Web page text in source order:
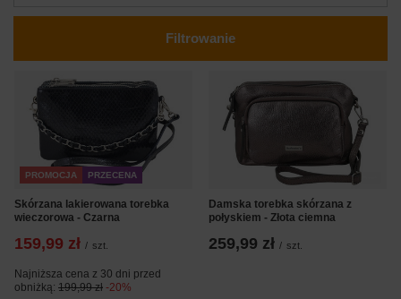
Filtrowanie
PROMOCJA PRZECENA
Skórzana lakierowana torebka
wieczorowa - Czarna
159,99 zł / szt.
Najniższa cena z 30 dni przed
obniżką: 199,99 zł -20%
Damska torebka skórzana z
połyskiem - Złota ciemna
259,99 zł / szt.